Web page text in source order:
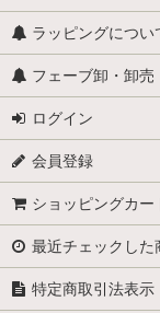
ラッピングについ
フェーブ卸・卸
ログイン
会員登録
ショッピングカー
最近チェックした
特定商取引法表示